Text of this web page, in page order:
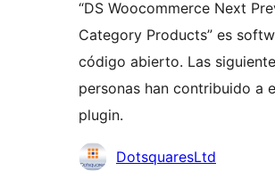
“DS Woocommerce Next
Category Products” es
código abierto. Las
personas han contribuido a
plugin.
Colaboradores
DotsquaresLtd